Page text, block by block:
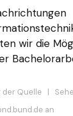
wir die
der Quelle |
an